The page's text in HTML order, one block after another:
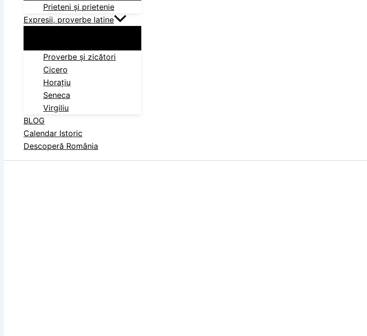
Prieteni și prietenie
Expresii, proverbe latine
Proverbe și zicători
Cicero
Horațiu
Seneca
Virgiliu
BLOG
Calendar Istoric
Descoperă România